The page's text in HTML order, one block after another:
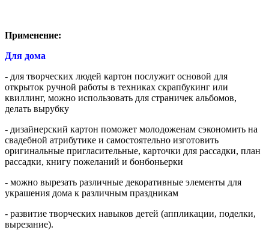
Применение:
Для дома
- для творческих людей картон послужит основой для
открыток ручной работы в техниках скрапбукинг или
квиллинг, можно использовать для страничек альбомов,
делать вырубку
- дизайнерский картон поможет молодоженам сэкономить на
свадебной атрибутике и самостоятельно изготовить
оригинальные пригласительные, карточки для рассадки, план
рассадки, книгу пожеланий и бонбоньерки
- можно вырезать различные декоративные элементы для
украшения дома к различным праздникам
- развитие творческих навыков детей (аппликации, поделки,
вырезание).